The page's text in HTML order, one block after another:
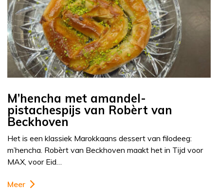
M’hencha met amandel-
pistachespijs van Robèrt van
Beckhoven
Het is een klassiek Marokkaans dessert van filodeeg:
m’hencha. Robèrt van Beckhoven maakt het in Tijd voor
MAX, voor Eid…
Meer